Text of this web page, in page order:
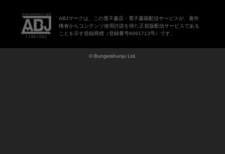
ABJマークは、この電子書店・電子書籍配信サービスが、著作
権者からコンテンツ使用許諾を得た正規版配信サービスである
ことを示す登録商標（登録番号6091713号）です。
© Bungeishunju Ltd.